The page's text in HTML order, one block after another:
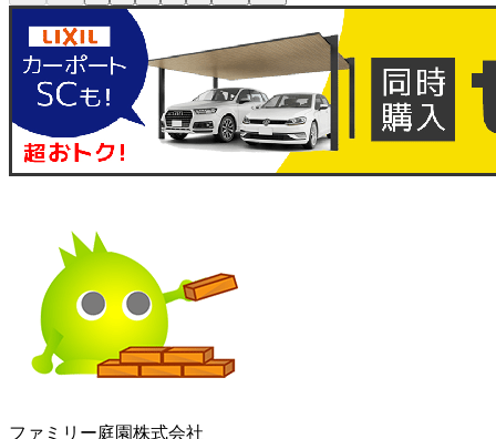
ファミリー庭園株式会社